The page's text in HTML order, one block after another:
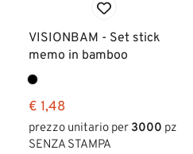
VISIONBAM - Set stick
memo in bamboo
€ 1,48
prezzo unitario per3000 pz
SENZA STAMPA